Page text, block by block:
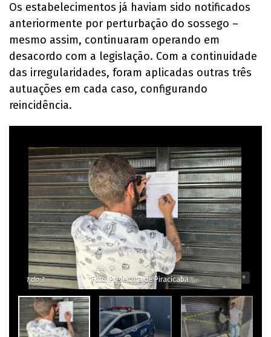
Os estabelecimentos já haviam sido notificados
anteriormente por perturbação do sossego –
mesmo assim, continuaram operando em
desacordo com a legislação. Com a continuidade
das irregularidades, foram aplicadas outras três
autuações em cada caso, configurando
reincidência.
1do 3 Foto: Prefeitura de Piracicaba - +